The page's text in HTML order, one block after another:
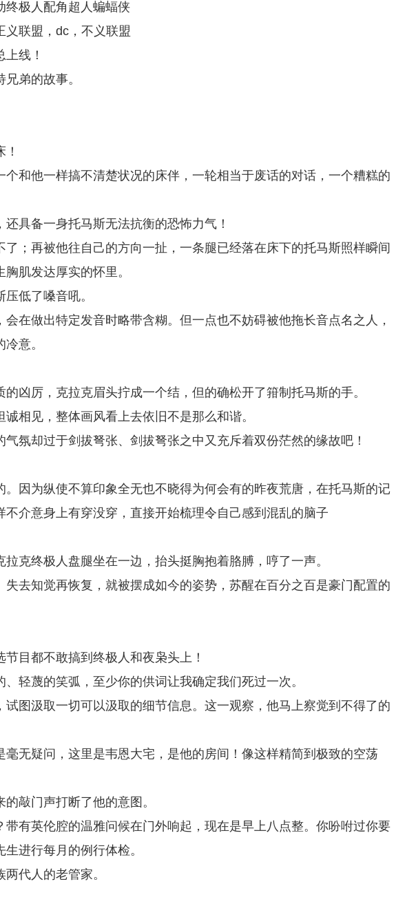
终极人配角超人蝙蝠侠
义联盟，dc，不义联盟
线！
弟的故事。
和他一样搞不清楚状况的床伴，一轮相当于废话的对话，一个糟糕的
具备一身托马斯无法抗衡的恐怖力气！
；再被他往自己的方向一扯，一条腿已经落在床下的托马斯照样瞬间
肌发达厚实的怀里。
低了嗓音吼。
在做出特定发音时略带含糊。但一点也不妨碍被他拖长音点名之人，
意。
凶厉，克拉克眉头拧成一个结，但的确松开了箝制托马斯的手。
相见，整体画风看上去依旧不是那么和谐。
氛却过于剑拔弩张、剑拔弩张之中又充斥着双份茫然的缘故吧！
因为纵使不算印象全无也不晓得为何会有的昨夜荒唐，在托马斯的记
介意身上有穿没穿，直接开始梳理令自己感到混乱的脑子
克终极人盘腿坐在一边，抬头挺胸抱着胳膊，哼了一声。
去知觉再恢复，就被摆成如今的姿势，苏醒在百分之百是豪门配置的
目都不敢搞到终极人和夜枭头上！
轻蔑的笑弧，至少你的供词让我确定我们死过一次。
图汲取一切可以汲取的细节信息。这一观察，他马上察觉到不得了的
无疑问，这里是韦恩大宅，是他的房间！像这样精简到极致的空荡
敲门声打断了他的意图。
有英伦腔的温雅问候在门外响起，现在是早上八点整。你吩咐过你要
进行每月的例行体检。
代人的老管家。